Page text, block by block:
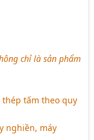
chỉ là sản phẩm
tấm theo quy
nghiền, máy